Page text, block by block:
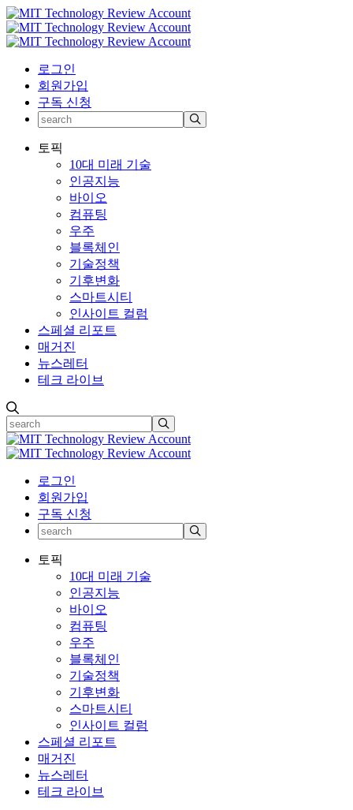
로그인
회원가입
구독 신청
토픽
10대 미래 기술
인공지능
바이오
컴퓨팅
우주
블록체인
기술정책
기후변화
스마트시티
인사이트 컬럼
스페셜 리포트
매거진
뉴스레터
테크 라이브
로그인
회원가입
구독 신청
토픽
10대 미래 기술
인공지능
바이오
컴퓨팅
우주
블록체인
기술정책
기후변화
스마트시티
인사이트 컬럼
스페셜 리포트
매거진
뉴스레터
테크 라이브